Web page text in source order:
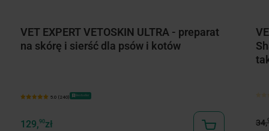
VET EXPERT VETOSKIN ULTRA - preparat
na skórę i sierść dla psów i kotów
5.0 (240) Bestseller
129,90zł 34,